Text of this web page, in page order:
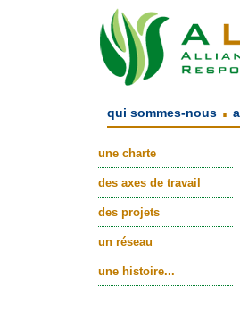
qui sommes-nous .
une charte
des axes de travail
des projets
un réseau
une histoire...